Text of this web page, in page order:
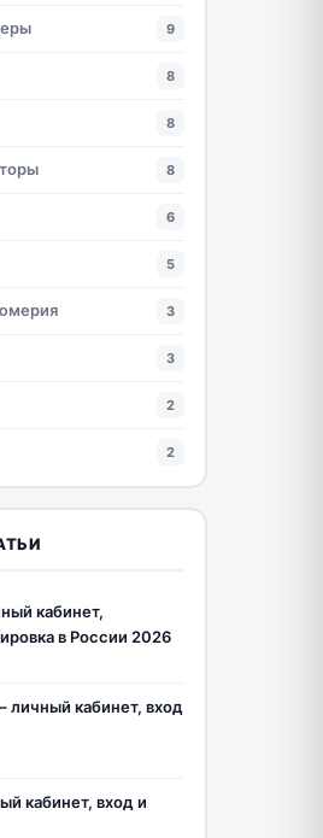
9
8
8
8
6
5
3
3
2
2
кабинет,
в России 2026
кабинет, вход
кабинет, вход и